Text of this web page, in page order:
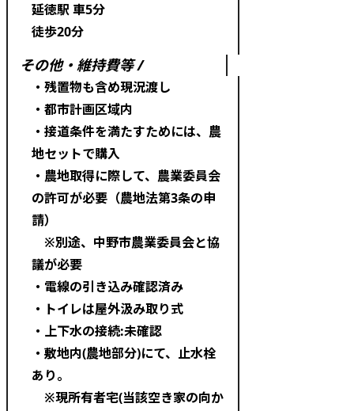
延徳駅 車5分
徒歩20分
その他・維持費等 /
・残置物も含め現況渡し
・都市計画区域内
・接道条件を満たすためには、農
地セットで購入
・農地取得に際して、農業委員会
の許可が必要（農地法第3条の申
請）
※別途、中野市農業委員会と協
議が必要
・電線の引き込み確認済み
・トイレは屋外汲み取り式
・上下水の接続:未確認
・敷地内(農地部分)にて、止水栓
あり。
※現所有者宅(当該空き家の向か